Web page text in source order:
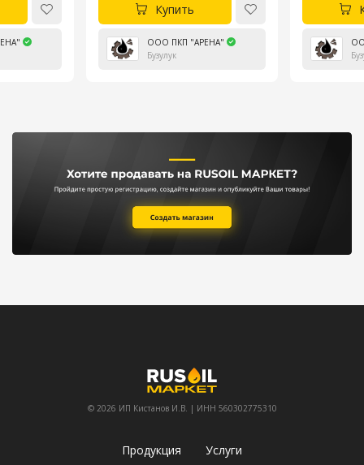
Купить
ООО ПКП "АРЕНА"
Бузулук
© 2026 ИП Кистанов И.В. | ИНН 560302775310
Продукция Услуги